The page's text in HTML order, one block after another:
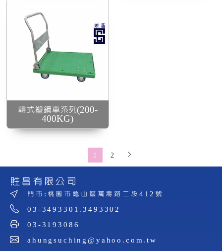
韓式塑鋼車系列(200-
400KG)
1 2
貹昌有限公司
門市:桃園市龜山區萬壽路二段412號
03-3493301.3493302
03-3193086
ahungsuching@yahoo.com.tw